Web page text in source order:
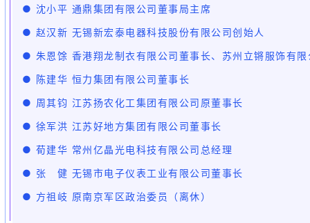
● 沈小平 通鼎集团有限公司董事局主席
● 赵汉新 无锡新宏泰电器科技股份有限公司创始人
● 朱恩馀 香港翔龙制衣有限公司董事长、苏州立锵服饰有限
● 陈建华 恒力集团有限公司董事长
● 周其钧 江苏扬农化工集团有限公司原董事长
● 徐军洪 江苏好地方集团有限公司董事长
● 荀建华 常州亿晶光电科技有限公司总经理
● 张 健 无锡市电子仪表工业有限公司董事长
● 方祖岐 原南京军区政治委员（离休）